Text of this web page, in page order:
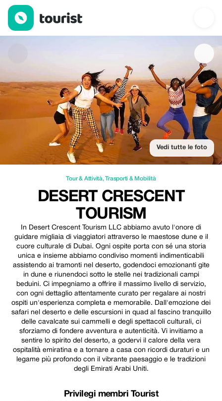
Desert Crescent Tourism — Tour & Attività | Up to 52% off |
Vedi tutte le foto
Tour & Attività,Trasporti & Mobilità
DESERT CRESCENT
TOURISM
In Desert Crescent Tourism LLC abbiamo avuto l'onore di
guidare migliaia di viaggiatori attraverso le maestose dune e il
cuore culturale di Dubai. Ogni ospite porta con sé una storia
unica e insieme abbiamo condiviso momenti indimenticabili
assistendo ai tramonti nel deserto, godendoci emozionanti gite
in dune e riunendoci sotto le stelle nei tradizionali campi
beduini. Ci impegniamo a offrire il massimo livello di servizio,
con ogni dettaglio attentamente curato per regalare ai nostri
ospiti un'esperienza completa e memorabile. Dall'emozione dei
safari nel deserto e delle escursioni in quad al fascino tranquillo
delle cavalcate sui cammelli e degli spettacoli culturali, ci
sforziamo di fondere avventura e autenticità. Vi invitiamo a
sentire lo spirito del deserto, a godervi il calore della vera
ospitalità emiratina e a tornare a casa con ricordi duraturi e un
legame più profondo con il vibrante paesaggio e le tradizioni
degli Emirati Arabi Uniti.
Privilegi membri Tourist